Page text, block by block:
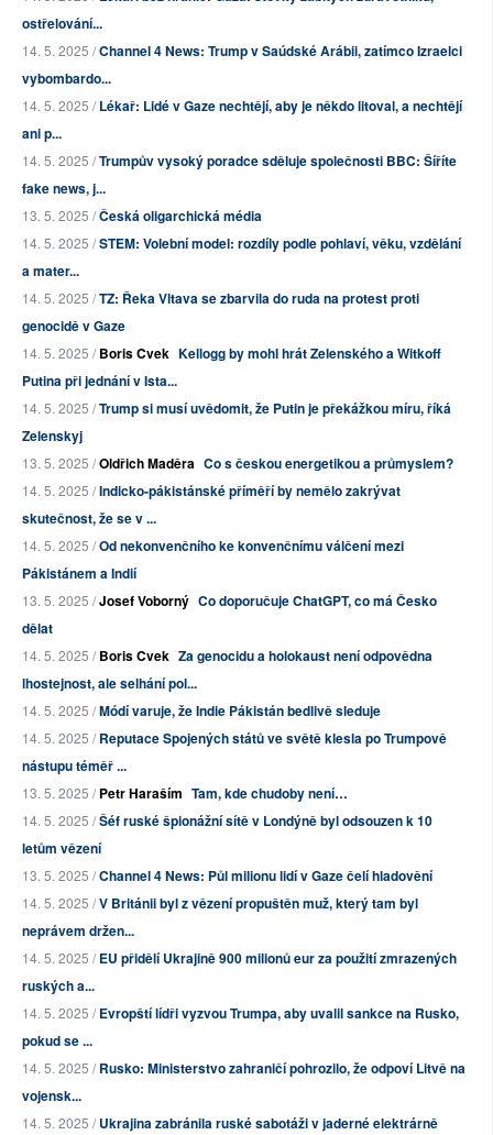
ostřelování...
14. 5. 2025 /Channel 4 News: Trump v Saúdské Arábii, zatímco Izraelci
vybombardo...
14. 5. 2025 /Lékař: Lidé v Gaze nechtějí, aby je někdo litoval, a nechtějí
ani p...
14. 5. 2025 /Trumpův vysoký poradce sděluje společnosti BBC: Šíříte
fake news, j...
13. 5. 2025 /Česká oligarchická média
14. 5. 2025 /STEM: Volební model: rozdíly podle pohlaví, věku, vzdělání
a mater...
14. 5. 2025 /TZ: Řeka Vltava se zbarvila do ruda na protest proti
genocidě v Gaze
14. 5. 2025 /Boris Cvek Kellogg by mohl hrát Zelenského a Witkoff
Putina při jednání v Ista...
14. 5. 2025 /Trump si musí uvědomit, že Putin je překážkou míru, říká
Zelenskyj
13. 5. 2025 /Oldřich Maděra Co s českou energetikou a průmyslem?
14. 5. 2025 /Indicko-pákistánské příměří by nemělo zakrývat
skutečnost, že se v ...
14. 5. 2025 /Od nekonvenčního ke konvenčnímu válčení mezi
Pákistánem a Indií
13. 5. 2025 /Josef Voborný Co doporučuje ChatGPT, co má Česko
dělat
14. 5. 2025 /Boris Cvek Za genocidu a holokaust není odpovědna
lhostejnost, ale selhání pol...
14. 5. 2025 /Módí varuje, že Indie Pákistán bedlivě sleduje
14. 5. 2025 /Reputace Spojených států ve světě klesla po Trumpově
nástupu téměř ...
13. 5. 2025 /Petr Haraším Tam, kde chudoby není…
14. 5. 2025 /Šéf ruské špionážní sítě v Londýně byl odsouzen k 10
letům vězení
13. 5. 2025 /Channel 4 News: Půl milionu lidí v Gaze čelí hladovění
14. 5. 2025 /V Británii byl z vězení propuštěn muž, který tam byl
neprávem držen...
14. 5. 2025 /EU přidělí Ukrajině 900 milionů eur za použití zmrazených
ruských a...
14. 5. 2025 /Evropští lídři vyzvou Trumpa, aby uvalil sankce na Rusko,
pokud se ...
14. 5. 2025 /Rusko: Ministerstvo zahraničí pohrozilo, že odpoví Litvě na
vojensk...
14. 5. 2025 /Ukrajina zabránila ruské sabotáži v jaderné elektrárně